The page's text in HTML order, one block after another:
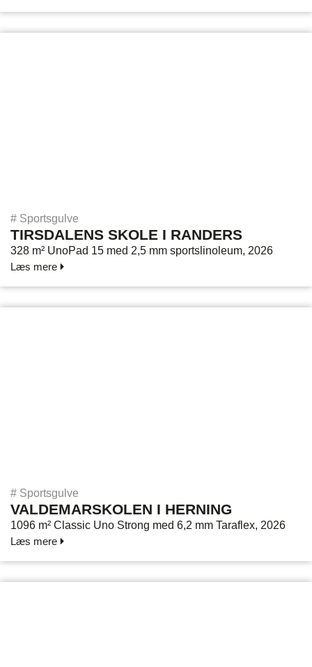
# Sportsgulve
TIRSDALENS SKOLE I RANDERS
328 m² UnoPad 15 med 2,5 mm sportslinoleum, 2026
Læs mere
# Sportsgulve
VALDEMARSKOLEN I HERNING
1096 m² Classic Uno Strong med 6,2 mm Taraflex, 2026
Læs mere